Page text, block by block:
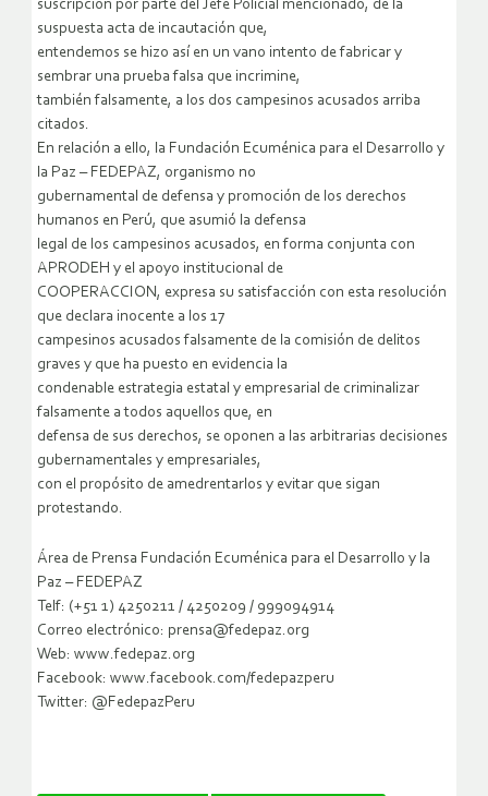
suscripción por parte del Jefe Policial mencionado, de la
suspuesta acta de incautación que,
entendemos se hizo así en un vano intento de fabricar y
sembrar una prueba falsa que incrimine,
también falsamente, a los dos campesinos acusados arriba
citados.
En relación a ello, la Fundación Ecuménica para el Desarrollo y
la Paz – FEDEPAZ, organismo no
gubernamental de defensa y promoción de los derechos
humanos en Perú, que asumió la defensa
legal de los campesinos acusados, en forma conjunta con
APRODEH y el apoyo institucional de
COOPERACCION, expresa su satisfacción con esta resolución
que declara inocente a los 17
campesinos acusados falsamente de la comisión de delitos
graves y que ha puesto en evidencia la
condenable estrategia estatal y empresarial de criminalizar
falsamente a todos aquellos que, en
defensa de sus derechos, se oponen a las arbitrarias decisiones
gubernamentales y empresariales,
con el propósito de amedrentarlos y evitar que sigan
protestando.
Área de Prensa Fundación Ecuménica para el Desarrollo y la
Paz – FEDEPAZ
Telf: (+51 1) 4250211 / 4250209 / 999094914
Correo electrónico: prensa@fedepaz.org
Web: www.fedepaz.org
Facebook: www.facebook.com/fedepazperu
Twitter: @FedepazPeru